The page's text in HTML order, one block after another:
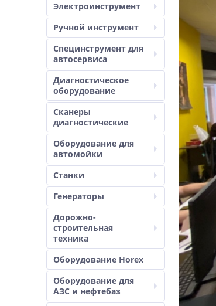
Электроинструмент
Ручной инструмент
Специнструмент для
автосервиса
Диагностическое
оборудование
Сканеры
диагностические
Оборудование для
автомойки
Станки
Генераторы
Дорожно-
строительная
техника
Оборудование Horex
Оборудование для
АЗС и нефтебаз